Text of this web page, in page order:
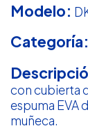
Modelo:
Categoría:
con cubierta
espuma EVA
muñeca.